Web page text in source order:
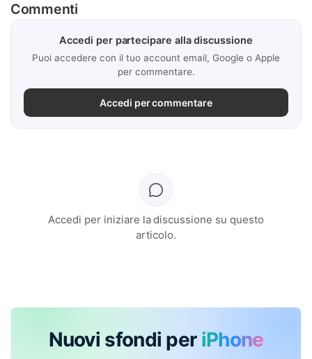
Commenti
Accedi per partecipare alla discussione
Puoi accedere con il tuo account email, Google o Apple
per commentare.
Accedi per commentare
Accedi per iniziare la discussione su questo
articolo.
Nuovi sfondi per iPhone